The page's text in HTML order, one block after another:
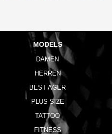
MODELS
DAMEN
HERREN
BEST AGER
PLUS SIZE
TATTOO
FITNESS